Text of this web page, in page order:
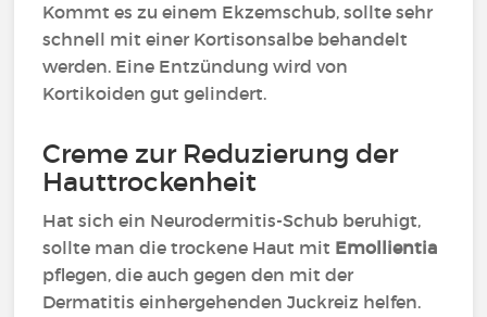
Kommt es zu einem Ekzemschub, sollte sehr
schnell mit einer Kortisonsalbe behandelt
werden. Eine Entzündung wird von
Kortikoiden gut gelindert.
Creme zur Reduzierung der
Hauttrockenheit
Hat sich ein Neurodermitis-Schub beruhigt,
sollte man die trockene Haut mit Emollientia
pflegen, die auch gegen den mit der
Dermatitis einhergehenden Juckreiz helfen.